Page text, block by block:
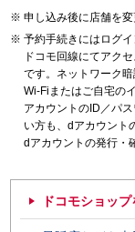
申し込み後に店舗を変
予約手続きにはログイ
ドコモ回線にてアク
です。ネットワーク
Wi-Fiまたはご自宅の
アカウントのID／パ
い方も、dアカウント
dアカウントの発行・
ドコモショッ